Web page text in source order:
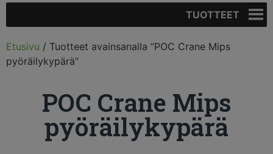
TUOTTEET
Etusivu / Tuotteet avainsanalla “POC Crane Mips
pyöräilykypärä”
POC Crane Mips
pyöräilykypärä